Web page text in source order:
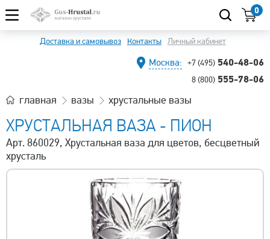
0
Доставка и самовывоз Контакты Личный кабинет
Москва: +7 (495) 540-48-06
8 (800) 555-78-06
главная вазы хрустальные вазы
ХРУСТАЛЬНАЯ ВАЗА - ПИОН
Арт. 860029, Хрустальная ваза для цветов, бесцветный
хрусталь